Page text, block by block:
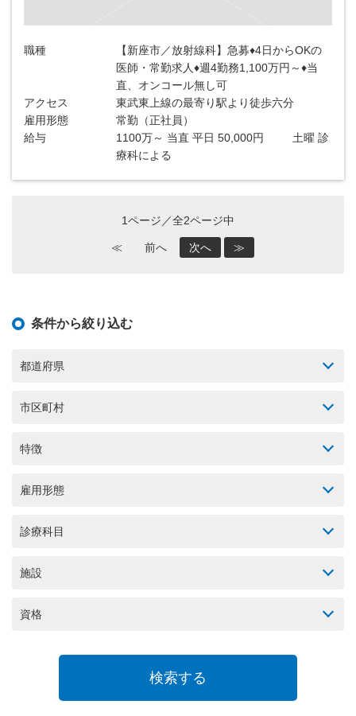
職種
【新座市／放射線科】急募♦4日からOKの
医師・常勤求人♦週4勤務1,100万円～♦当
直、オンコール無し可
アクセス
東武東上線の最寄り駅より徒歩六分
雇用形態
常勤（正社員）
給与
1100万～ 当直 平日 50,000円 土曜 診
療科による
1ページ／全2ページ中
≪ 前へ 次へ ≫
条件から絞り込む
都道府県
市区町村
特徴
雇用形態
診療科目
施設
資格